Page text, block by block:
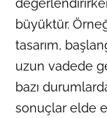
büyüktür.
tasarım,
uzun vadede
bazı
sonuçlar elde